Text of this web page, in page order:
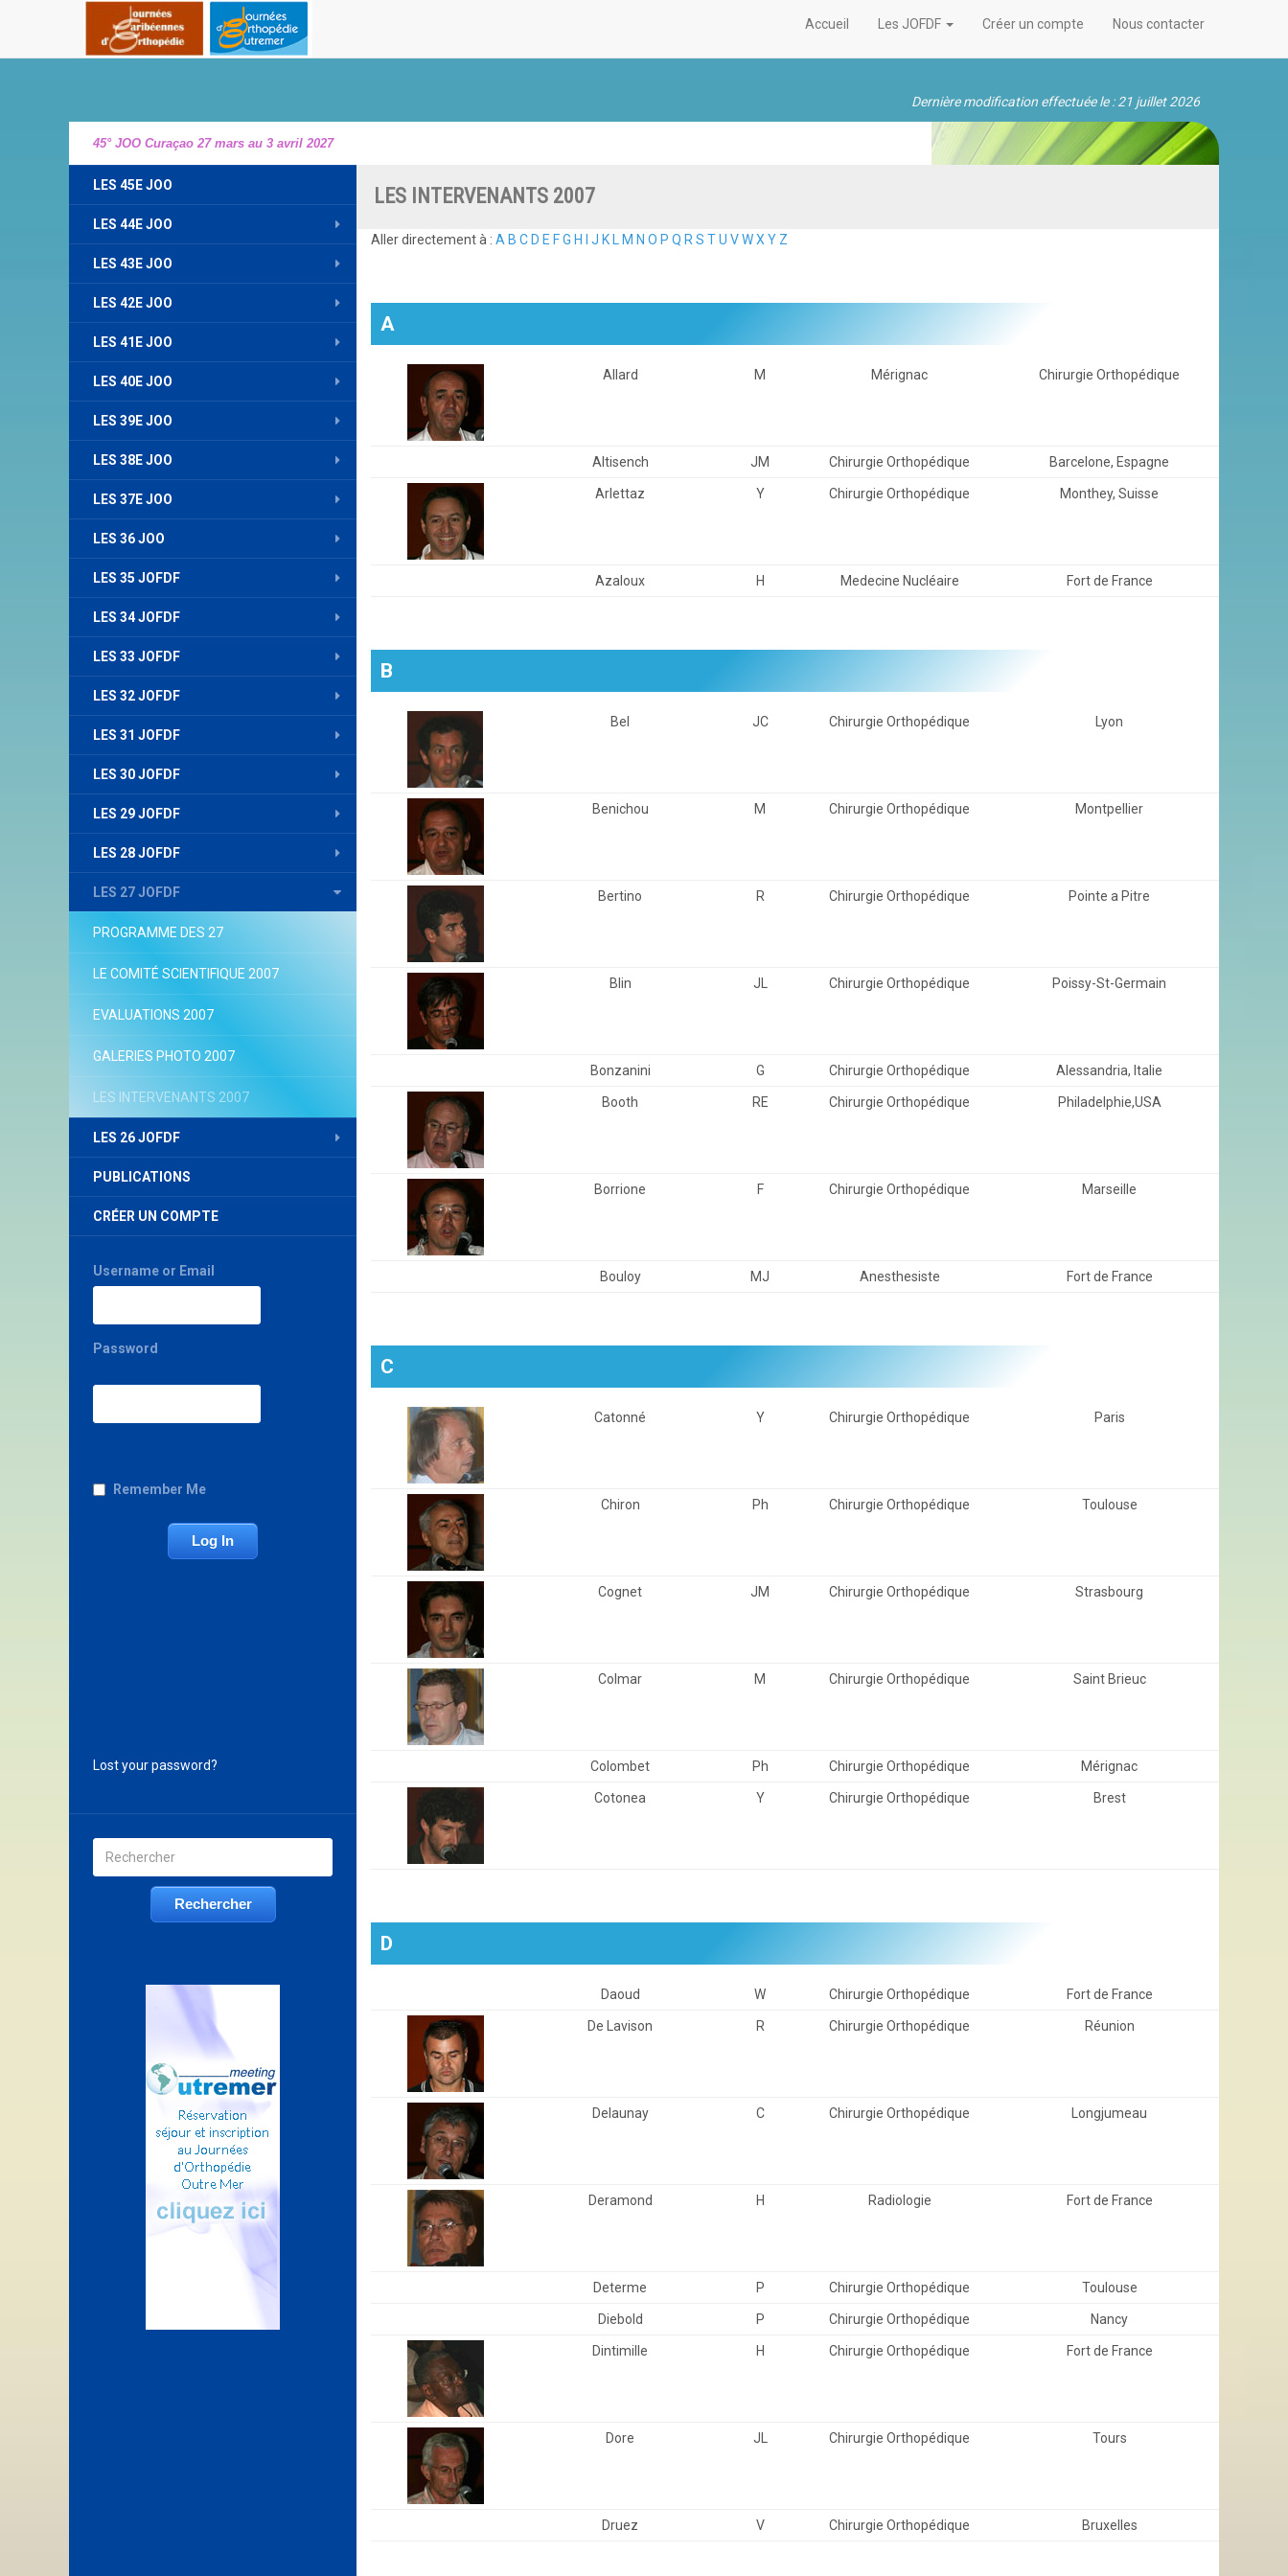
Dernière modification effectuée le : 21 juillet 2026
45° JOO Curaçao 27 mars au 3 avril 2027
Accueil Les JOFDF Créer un compte Nous contacter
LES 45E JOO
LES 44E JOO
LES 43E JOO
LES 42E JOO
LES 41E JOO
LES 40E JOO
LES 39E JOO
LES 38E JOO
LES 37E JOO
LES 36 JOO
LES 35 JOFDF
LES 34 JOFDF
LES 33 JOFDF
LES 32 JOFDF
LES 31 JOFDF
LES 30 JOFDF
LES 29 JOFDF
LES 28 JOFDF
LES 27 JOFDF
PROGRAMME DES 27
LE COMITÉ SCIENTIFIQUE 2007
EVALUATIONS 2007
GALERIES PHOTO 2007
LES INTERVENANTS 2007
LES 26 JOFDF
PUBLICATIONS
CRÉER UN COMPTE
Username or Email
Password
Remember Me
Lost your password?
LES INTERVENANTS 2007
Aller directement à : A B C D E FG H J K M N O P Q R S TU VWX Y Z
A
Allard M Mérignac Chirurgie Orthopédique
Altisench JM Chirurgie Orthopédique Barcelone, Espagne
Arlettaz Y Chirurgie Orthopédique Monthey, Suisse
Azaloux H Medecine Nucléaire Fort de France
B
Bel JC Chirurgie Orthopédique Lyon
Benichou M Chirurgie Orthopédique Montpellier
Bertino R Chirurgie Orthopédique Pointe a Pitre
Blin JL Chirurgie Orthopédique Poissy-St-Germain
Bonzanini G Chirurgie Orthopédique Alessandria, Italie
Booth RE Chirurgie Orthopédique Philadelphie,USA
Borrione F Chirurgie Orthopédique Marseille
Bouloy MJ Anesthesiste Fort de France
C
Catonné Y Chirurgie Orthopédique Paris
Chiron Ph Chirurgie Orthopédique Toulouse
Cognet JM Chirurgie Orthopédique Strasbourg
Colmar M Chirurgie Orthopédique Saint Brieuc
Colombet Ph Chirurgie Orthopédique Mérignac
Cotonea Y Chirurgie Orthopédique Brest
D
Daoud W Chirurgie Orthopédique Fort de France
De Lavison R Chirurgie Orthopédique Réunion
Delaunay C Chirurgie Orthopédique Longjumeau
Deramond H Radiologie Fort de France
Determe P Chirurgie Orthopédique Toulouse
Diebold P Chirurgie Orthopédique Nancy
Dintimille H Chirurgie Orthopédique Fort de France
Dore JL Chirurgie Orthopédique Tours
Druez V Chirurgie Orthopédique Bruxelles